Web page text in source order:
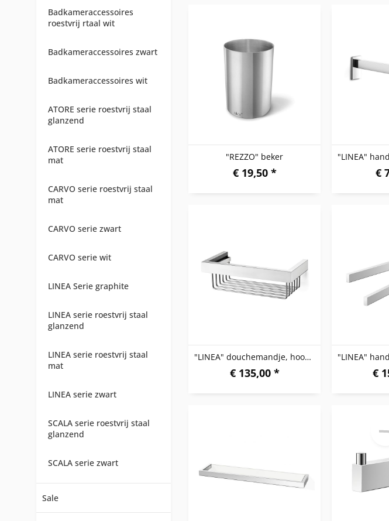
Badkameraccessoires
roestvrij rtaal wit
Badkameraccessoires zwart
Badkameraccessoires wit
ATORE serie roestvrij staal
glanzend
ATORE serie roestvrij staal
mat
CARVO serie roestvrij staal
mat
CARVO serie zwart
CARVO serie wit
LINEA Serie graphite
LINEA serie roestvrij staal
glanzend
LINEA serie roestvrij staal
mat
LINEA serie zwart
SCALA serie roestvrij staal
glanzend
SCALA serie zwart
Sale
"REZZO" beker
€ 19,50 * €
"LINEA" douchemandje, hoogglanzend
€ 135,00 * €